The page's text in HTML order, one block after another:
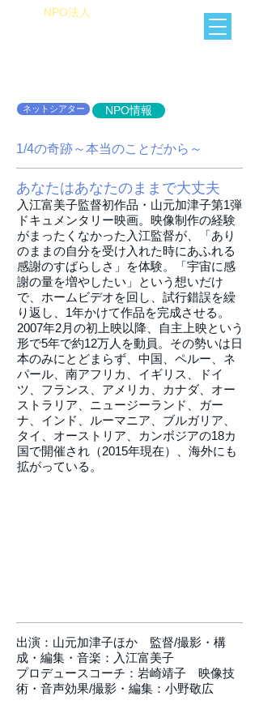
​NPO法人
NPO情報
ネットシアター
1/4の奇跡～本当のことだから～
あなたはあなたのままで大丈夫
入江富美子監督初作品・山元加津子第1弾
ドキュメンタリー映画。映像制作の経験
がまったくなかった入江監督が、「あり
のままの自分を受け入れた時にあふれる
感謝のすばらしさ」を体験。「宇宙に感
謝の量を増やしたい」という想いだけ
で、ホームビデオを回し、試行錯誤を繰
り返し、1年かけて作品を完成させる。
2007年2月の初上映以降、自主上映という
形で5年で約12万人を動員。その勢いは日
本のみにとどまらず、中国、ペルー、ネ
パール、南アフリカ、イギリス、ドイ
ツ、フランス、アメリカ、カナダ、オー
ストラリア、ニュージーランド、ガー
ナ、インド、ルーマニア、ブルガリア、
タイ、オーストリア、カンボジアの18カ
国で開催され（2015年現在）、海外にも
拡がっている。
出演：山元加津子ほか 監督/撮影・構
成・編集・音楽：入江富美子
プロデュースコーチ：岩崎靖子 映像技
術・音声効果/撮影・編集：小野敬広